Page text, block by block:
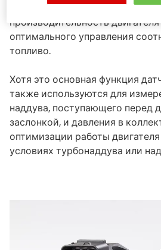
расчета этого объема ЭБУ
производительность
оптимального управления
топливо.
Хотя это основная функция
также используются для
наддува, поступающего перед
заслонкой, и давления в
оптимизации работы
условиях турбонаддува или